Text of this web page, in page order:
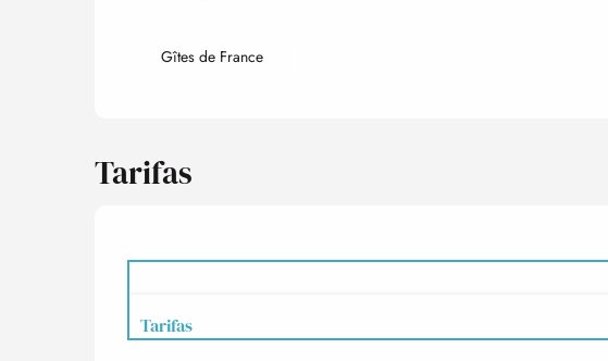
Gîtes de France
Tarifas
Tarifas